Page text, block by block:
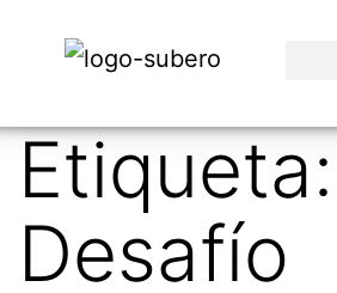
Etiqueta:
Desafío